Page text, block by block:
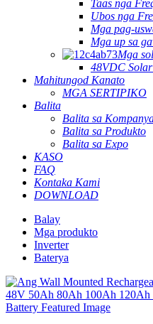
Taas nga
Ubos nga
Mga pag-
Mga up sa
Mga
48VDC Solar
Mahitungod Kanato
MGA SERTIPIKO
Balita
Balita sa
Balita sa Produkto
Balita sa Expo
KASO
FAQ
Kontaka Kami
DOWNLOAD
Balay
Mga produkto
Inverter
Baterya